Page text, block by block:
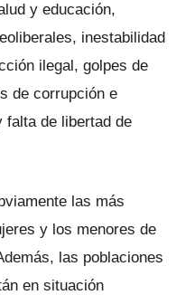
y educación,
inestabilidad
ilegal, golpes de
de corrupción e
falta de libertad de
las más
y los menores de
las pobla­ciones
en situación